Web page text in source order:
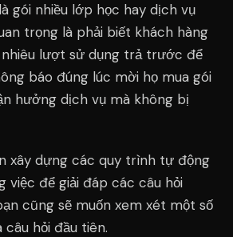
gói nhiều lớp học hay dịch vụ
trọng là phải biết khách hàng
lượt sử dụng trả trước để
báo đúng lúc mời họ mua gói
hưởng dịch vụ mà không bị
xây dựng các quy trình tự động
việc để giải đáp các câu hỏi
cũng sẽ muốn xem xét một số
hỏi đầu tiên.